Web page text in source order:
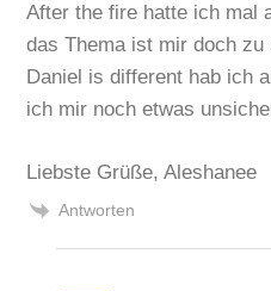
After the fire hatte ich mal
das Thema ist mir doch zu
Daniel is different hab ich
ich mir noch etwas
Liebste Grüße, Aleshanee
Antworten